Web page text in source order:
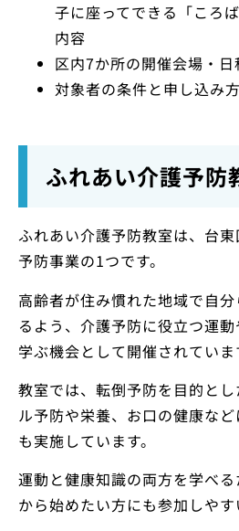
子に座ってできる「ころ
内容
区内7か所の開催会場・
対象者の条件と申し込み
ふれあい介護予防
ふれあい介護予防教室は、台
予防事業の1つです。
高齢者が住み慣れた地域で自
るよう、介護予防に役立つ運
学ぶ機会として開催されていま
教室では、転倒予防を目的と
ル予防や栄養、お口の健康な
も実施しています。
運動と健康知識の両方を学べ
から始めたい方にも参加しやす